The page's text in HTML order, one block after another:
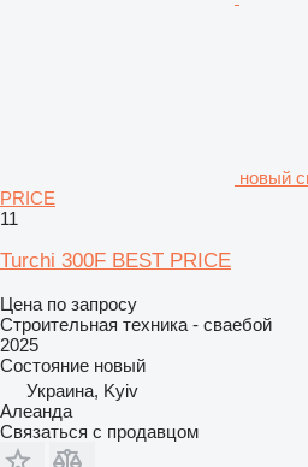
новый
PRICE
11
Turchi 300F BEST PRICE
Цена по запросу
Строительная техника - сваебой
2025
Состояние новый
Украина, Kyiv
Алеанда
Связаться с продавцом